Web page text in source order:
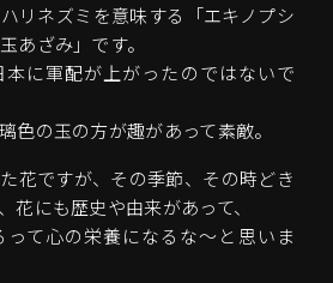
リネズミを意味する「エキノプシ
あざみ」です。
本に軍配が上がったのではないで
色の玉の方が趣があって素敵。
花ですが、その季節、その時どき
花にも歴史や由来があって、
て心の栄養になるな～と思いま